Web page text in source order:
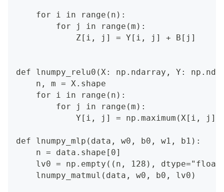
    for i in range(n):
        for j in range(m):
            Z[i, j] = Y[i, j] + B[j]
def lnumpy_relu0(X: np.ndarray, Y:
    n, m = X.shape
    for i in range(n):
        for j in range(m):
Y[i, j] = np.maximum(X[i, j],
def lnumpy_mlp(data, w0, b0, w1, b1):
    n = data.shape[0]
lv0 = np.empty((n, 128),
    lnumpy_matmul(data, w0, b0, lv0)